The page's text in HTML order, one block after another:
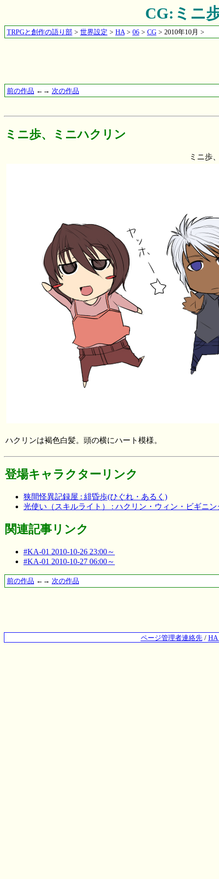
CG:ミニ
TRPGと創作の語り部> 世界設定 > HA> 06> CG> 2010年10月 >
前の作品 ←→ 次の作品
ミニ歩、ミニハクリン
ミニ歩
ハクリンは褐色白髪。頭の横にハート模様。
登場キャラクターリンク
狭間怪異記録屋 : 緋昏歩(ひぐれ・あるく)
光使い（スキルライト） : ハクリン・ウィン・ビギニ
関連記事リンク
#KA-01 2010-10-26 23:00～
#KA-01 2010-10-27 06:00～
前の作品 ←→ 次の作品
ページ管理者連絡先/ HA